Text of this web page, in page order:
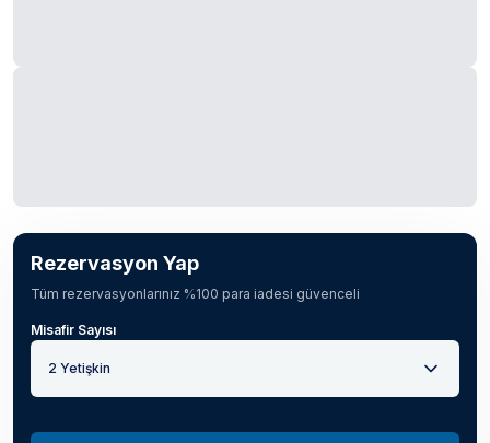
Rezervasyon Yap
Tüm rezervasyonlarınız %100 para iadesi güvenceli
Misafir Sayısı
2 Yetişkin